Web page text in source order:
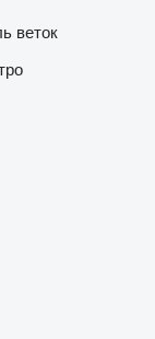
веток